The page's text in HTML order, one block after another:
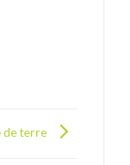
de terre